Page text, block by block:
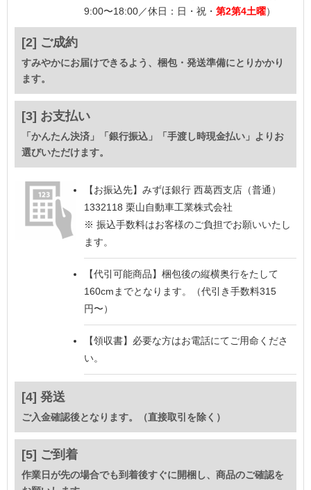
9:00〜18:00／休日：日・祝・ 第2第4土曜）
[2] ご成約
すみやかにお届けできるよう、梱包・発送準備にとりかかり
ます。
[3] お支払い
「かんたん決済」「銀行振込」「手渡し時現金払い」よりお
選びいただけます。
【お振込先】 みずほ銀行 西葛西支店（普通）
1332118 栗山自動車工業株式会社
※ 振込手数料はお客様のご負担でお願いいたし
ます。
【代引可能商品】 梱包後の縦横奥行をたして
160cmまでとなります。（代引き手数料315
円〜）
【領収書】 必要な方はお電話にてご用命くださ
い。
[4] 発送
ご入金確認後となります。（直接取引を除く）
[5] ご到着
作業日が先の場合でも到着後すぐに開梱し、商品のご確認を